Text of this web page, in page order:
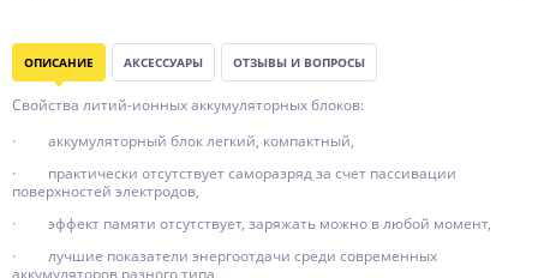
ОПИСАНИЕ АКСЕССУАРЫ ОТЗЫВЫ И ВОПРОСЫ
Свойства литий-ионных аккумуляторных блоков:
· аккумуляторный блок легкий, компактный,
· практически отсутствует саморазряд за счет пассивации
поверхностей электродов,
· эффект памяти отсутствует, заряжать можно в любой момент,
· лучшие показатели энергоотдачи среди современных
аккумуляторов разного типа,